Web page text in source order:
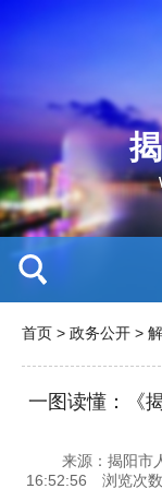
首页 > 政务公开 >
一图读懂：《
来源：揭阳市
16:52:56
浏览次数